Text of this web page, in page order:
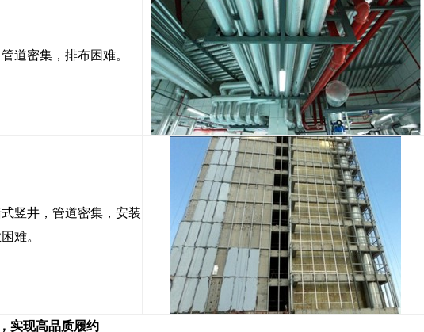
道密集，排布困难。
竖井，管道密集，安装
难。
实现高品质履约